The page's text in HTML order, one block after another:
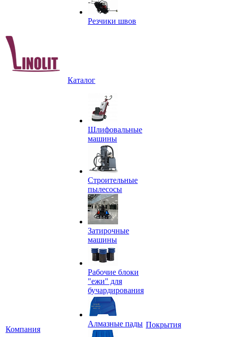
Резчики швов
Компания
Каталог
Шлифовальные
машины
Строительные
пылесосы
Затирочные
машины
Рабочие блоки
"ежи" для
бучардирования
Алмазные пады Покрытия